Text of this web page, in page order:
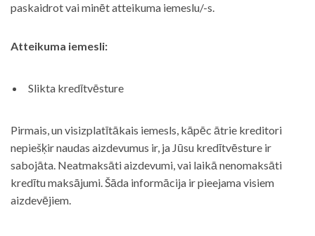
paskaidrot vai minēt atteikuma iemeslu/-s.
Atteikuma iemesli:
Slikta kredītvēsture
Pirmais, un visizplatītākais iemesls, kāpēc ātrie kreditori
nepiešķir naudas aizdevumus ir, ja Jūsu kredītvēsture ir
sabojāta. Neatmaksāti aizdevumi, vai laikā nenomaksāti
kredītu maksājumi. Šāda informācija ir pieejama visiem
aizdevējiem.